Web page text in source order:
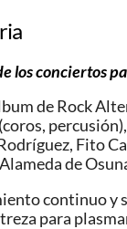
los conciertos
de Rock
Fito
de
continuo
para